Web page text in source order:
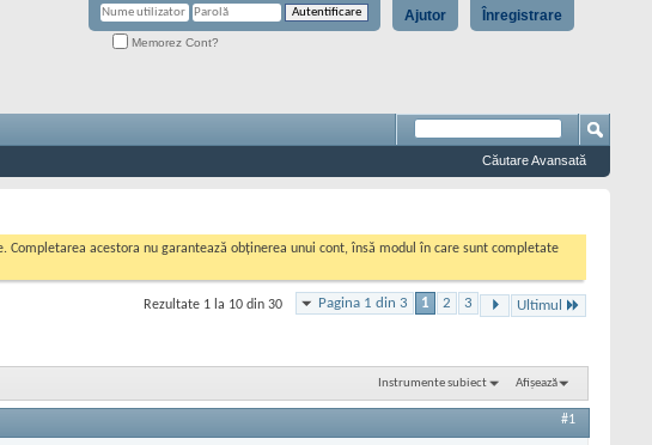
Înregistrare
Ajutor
Memorez Cont?
Căutare Avansată
acestora nu garantează obținerea unui cont, însă modul în care sunt completate
Pagina 1 din 3 1 2 3 Ultimul
Rezultate 1 la 10 din 30
Instrumente subiect Afișează
#1